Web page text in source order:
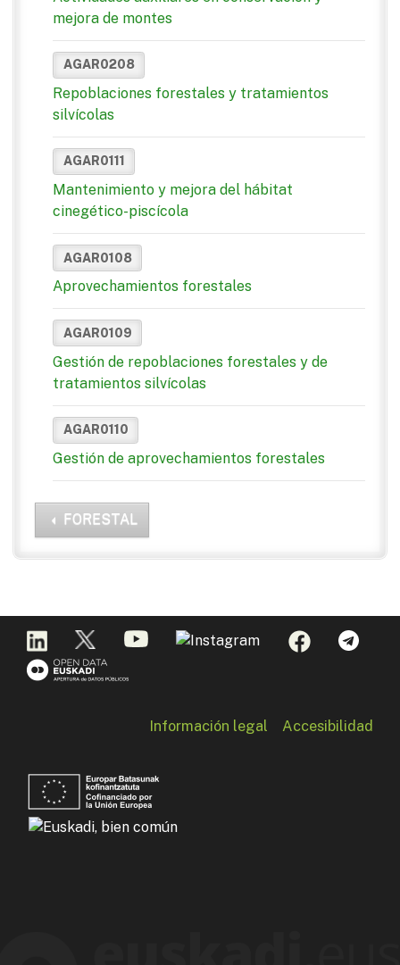
mejora de montes
AGAR0208
Repoblaciones forestales y tratamientos
silvícolas
AGAR0111
Mantenimiento y mejora del hábitat
cinegético-piscícola
AGAR0108
Aprovechamientos forestales
AGAR0109
Gestión de repoblaciones forestales y de
tratamientos silvícolas
AGAR0110
Gestión de aprovechamientos forestales
FORESTAL
Información legal Accesibilidad